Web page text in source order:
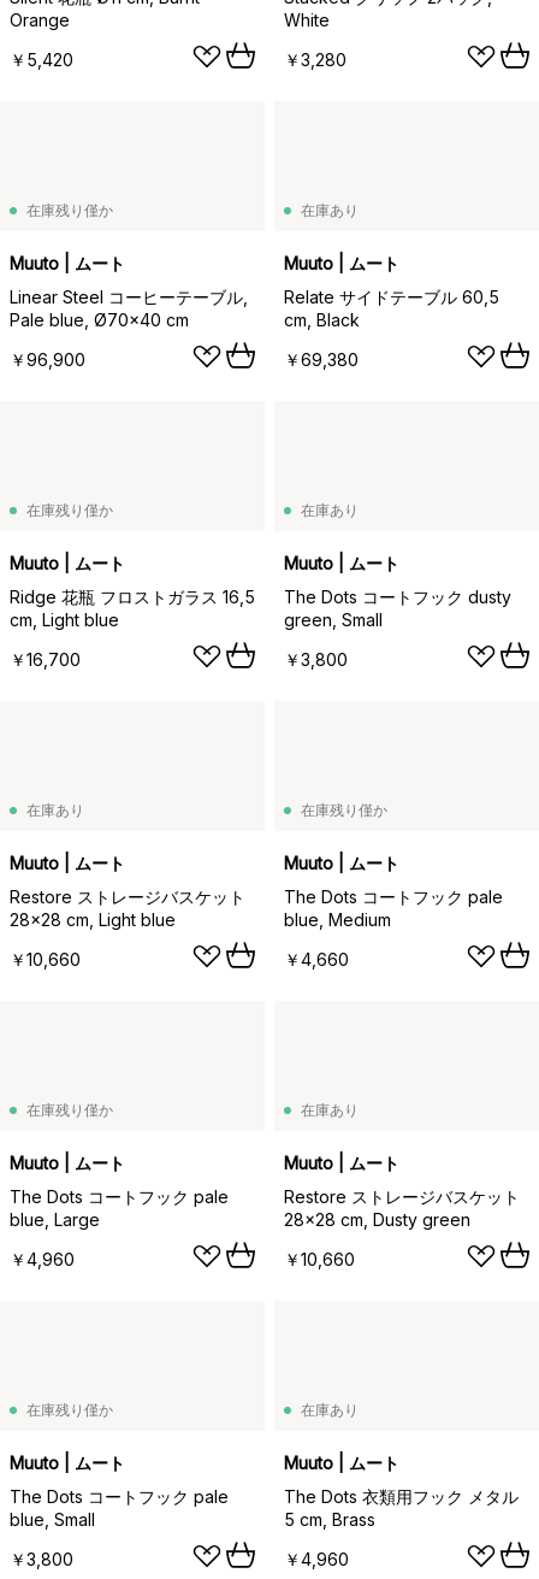
Orange
￥5,420
White
￥3,280
在庫残り僅か
Muuto | ムート
Linear Steel コーヒーテーブル,
Pale blue, Ø70x40 cm
￥96,900
在庫あり
Muuto | ムート
Relate サイドテーブル 60,5
cm, Black
￥69,380
在庫残り僅か
Muuto | ムート
Ridge 花瓶 フロストガラス 16,5
cm, Light blue
￥16,700
在庫あり
Muuto | ムート
The Dots コートフック dusty
green, Small
￥3,800
在庫あり
Muuto | ムート
Restore ストレージバスケット
28x28 cm, Light blue
￥10,660
在庫残り僅か
Muuto | ムート
The Dots コートフック pale
blue, Medium
￥4,660
在庫残り僅か
Muuto | ムート
The Dots コートフック pale
blue, Large
￥4,960
在庫あり
Muuto | ムート
Restore ストレージバスケット
28x28 cm, Dusty green
￥10,660
在庫残り僅か
Muuto | ムート
The Dots コートフック pale
blue, Small
￥3,800
在庫あり
Muuto | ムート
The Dots 衣類用フック メタル
5 cm, Brass
￥4,960